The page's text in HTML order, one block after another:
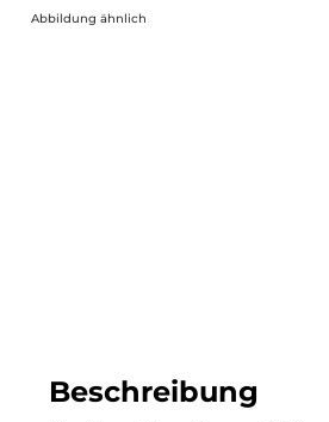
Abbildung ähnlich
Beschreibung